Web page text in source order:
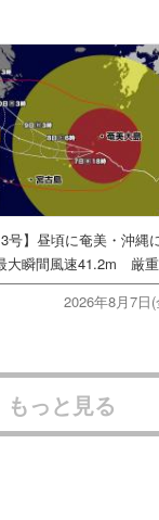
号】昼頃に奄美・沖縄
瞬間風速41.2m 厳
2026年8月7日
もっと見る